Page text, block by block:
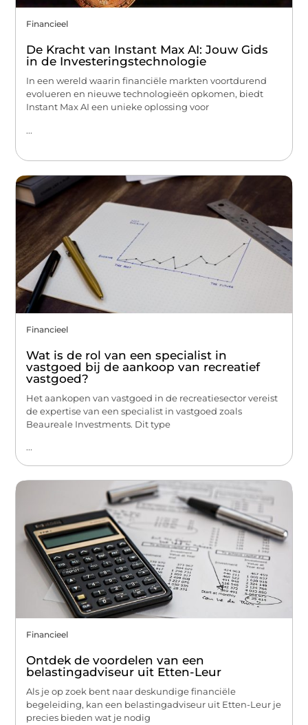
Financieel
De Kracht van Instant Max AI: Jouw Gids
in de Investeringstechnologie
In een wereld waarin financiële markten voortdurend
evolueren en nieuwe technologieën opkomen, biedt
Instant Max AI een unieke oplossing voor
...
Financieel
Wat is de rol van een specialist in
vastgoed bij de aankoop van recreatief
vastgoed?
Het aankopen van vastgoed in de recreatiesector vereist
de expertise van een specialist in vastgoed zoals
Beaureale Investments. Dit type
...
Financieel
Ontdek de voordelen van een
belastingadviseur uit Etten-Leur
Als je op zoek bent naar deskundige financiële
begeleiding, kan een belastingadviseur uit Etten-Leur je
precies bieden wat je nodig